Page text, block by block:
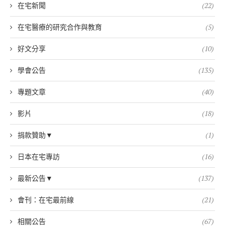
在宅新聞 (22)
在宅醫療的研究合作與教育 (5)
好文分享 (10)
學會公告 (135)
專題文章 (40)
影片 (18)
捐款贊助▼ (1)
日本在宅專訪 (16)
最新公告▼ (137)
會刊：在宅最前線 (21)
相關公告 (67)